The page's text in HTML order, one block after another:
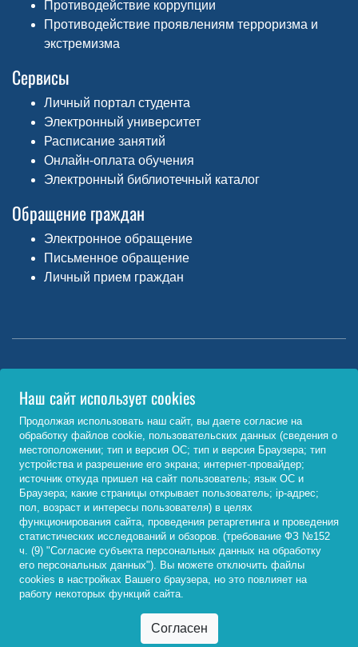
Противодействие коррупции
Противодействие проявлениям терроризма и
экстремизма
Сервисы
Личный портал студента
Электронный университет
Расписание занятий
Онлайн-оплата обучения
Электронный библиотечный каталог
Обращение граждан
Электронное обращение
Письменное обращение
Личный прием граждан
Министерство науки и высшего образования РФ
http://www.minobrnauki.gov.ru/
Министерство просвещения РФ
https://edu.gov.ru/
Федеральный портал «Российское образование»
http://www.edu.ru/
© 2026, ФГБОУ ВО «Байкальский государственный
университет»
Наш сайт использует cookies
Продолжая использовать наш сайт, вы даете согласие на
обработку файлов cookie, пользовательских данных (сведения о
местоположении; тип и версия ОС; тип и версия Браузера; тип
устройства и разрешение его экрана; интернет-провайдер;
источник откуда пришел на сайт пользователь; язык ОС и
Браузера; какие страницы открывает пользователь; ip-адрес;
пол, возраст и интересы пользователя) в целях
функционирования сайта, проведения ретаргетинга и проведения
статистических исследований и обзоров. (требование ФЗ №152
ч. (9) "Согласие субъекта персональных данных на обработку
его персональных данных"). Вы можете отключить файлы
cookies в настройках Вашего браузера, но это повлияет на
работу некоторых функций сайта.